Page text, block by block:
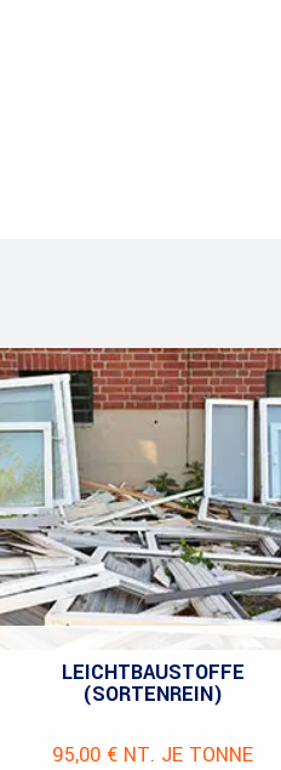
LEICHTBAUSTOFFE
(SORTENREIN)
95,00 € NT. JE TONNE